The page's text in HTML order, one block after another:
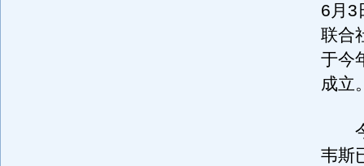
6月3
联合
于今
成立
今
韦斯